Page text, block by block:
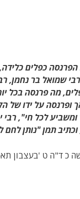
כפלים
שמואל בר נחמן,
מה פרנסה בכל
ופרנסה על ידו של
לכל חי", רבי
תמן "נותן
כ ד"ה ט 'בעצבון